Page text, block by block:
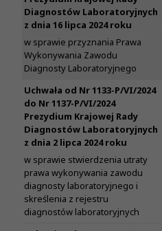
Diagnostów Laboratoryjnych
z dnia 16 lipca 2024 roku
w sprawie przyznania Prawa
Wykonywania Zawodu
Diagnosty Laboratoryjnego
Uchwała od Nr 1133-P/VI/2024
do Nr 1137-P/VI/2024
Prezydium Krajowej Rady
Diagnostów Laboratoryjnych
z dnia 2 lipca 2024 roku
w sprawie stwierdzenia utraty
prawa wykonywania zawodu
diagnosty laboratoryjnego i
skreślenia z rejestru
diagnostów laboratoryjnych